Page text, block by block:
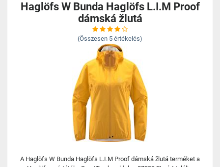
Haglöfs W Bunda Haglöfs L.I.M Proof
dámská žlutá
(Összesen 5 értékelés)
A Haglöfs W Bunda Haglöfs L.I.M Proof dámská žlutá terméket a